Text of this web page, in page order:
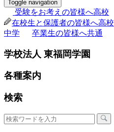
Toggle navigation
受験をお考えの皆様へ高校
在校生と保護者の皆様へ高校
中学
卒業生の皆様へ共通
学校法人 東福岡学園
各種案内
検索